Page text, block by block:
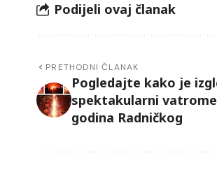
Podijeli ovaj članak
PRETHODNI ČLANAK
Pogledajte kako je
spektakularni
godina Radničkog